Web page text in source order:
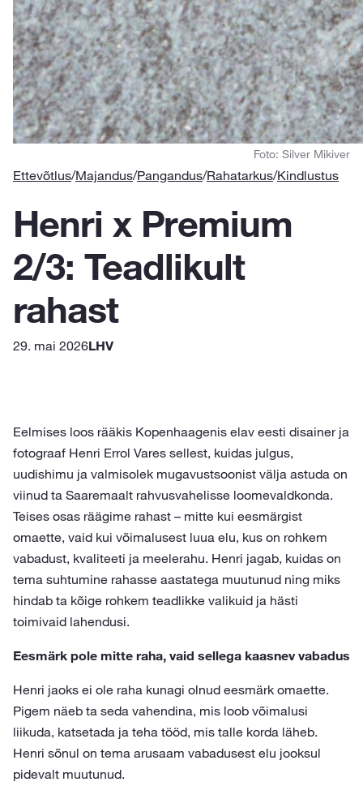
Foto: Silver Mikiver
Ettevõtlus/Majandus/Pangandus/Rahatarkus/Kindlustus
Henri x Premium
2/3: Teadlikult
rahast
29. mai 2026LHV
Eelmises loos rääkis Kopenhaagenis elav eesti disainer ja
fotograaf Henri Errol Vares sellest, kuidas julgus,
uudishimu ja valmisolek mugavustsoonist välja astuda on
viinud ta Saaremaalt rahvusvahelisse loomevaldkonda.
Teises osas räägime rahast – mitte kui eesmärgist
omaette, vaid kui võimalusest luua elu, kus on rohkem
vabadust, kvaliteeti ja meelerahu. Henri jagab, kuidas on
tema suhtumine rahasse aastatega muutunud ning miks
hindab ta kõige rohkem teadlikke valikuid ja hästi
toimivaid lahendusi.
Eesmärk pole mitte raha, vaid sellega kaasnev vabadus
Henri jaoks ei ole raha kunagi olnud eesmärk omaette.
Pigem näeb ta seda vahendina, mis loob võimalusi
liikuda, katsetada ja teha tööd, mis talle korda läheb.
Henri sõnul on tema arusaam vabadusest elu jooksul
pidevalt muutunud.